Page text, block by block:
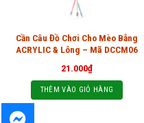
Cần Câu Đồ Chơi Cho Mèo Bằng
ACRYLIC & Lông – Mã DCCM06
21.000₫
THÊM VÀO GIỎ HÀNG